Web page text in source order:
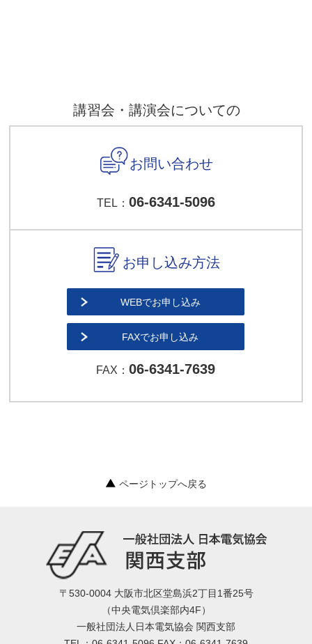
講習会・講演会についての
お問い合わせ
TEL： 06-6341-5096
お申し込み方法
WEBでお申し込み
FAXでお申し込み
FAX：06-6341-7639
ページトップへ戻る
〒530-0004 大阪市北区堂島浜2丁目1番25号
（中央電気倶楽部内4F）
一般社団法人日本電気協会 関西支部